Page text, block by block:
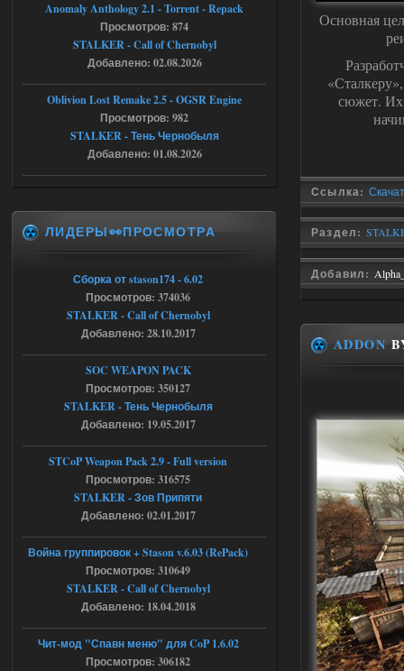
Основная
сюжет. Их
Ссылка:
Раздел:
Добавил:
ADDON
Ответить ➤
05.08.2026
Тайна Зоны - Remaster 2026
патч я установил после
установки мода, да, ладно,
наверное вы правы придется ожидать
Stalker-Mods-Clan-su
Ответить ➤
05.08.2026
AndreySA
[05.08.26
20:23:10.934] [17468]
FATAL ERROR
[error]Expression : FATAL ERROR
[error]Function :
CScriptEngine::lua_pcall_failed
[error]File : D:\a\OGSR-
Engine\OGSR-
Engine\ogsr_engine\COMMON_AI\scrip
[error]Line : 75
[error]Description :
[CScriptEngine::lua_pcall_failed]: ... -
chernobyl\gamedata\scripts\xr_camper.sc
ript:510: attempt to index local 'manager'
(a nil value)
Вылет после захода в Припять.
05.08.2026
Anomaly Anthology 2.1 - Torrent - Repack
Просмотров: 874
STALKER - Call of Chernobyl
Добавлено: 02.08.2026
Oblivion Lost Remake 2.5 - OGSR Engine
Просмотров: 982
STALKER - Тень Чернобыля
Добавлено: 01.08.2026
ЛИДЕРЫ👀ПРОСМОТРА
Сборка от stason174 - 6.02
Просмотров: 374036
STALKER - Call of Chernobyl
Добавлено: 28.10.2017
SOC WEAPON PACK
Просмотров: 350127
STALKER - Тень Чернобыля
Добавлено: 19.05.2017
STCoP Weapon Pack 2.9 - Full version
Просмотров: 316575
STALKER - Зов Припяти
Добавлено: 02.01.2017
Война группировок + Stason v.6.03 (RePack)
Просмотров: 310649
STALKER - Call of Chernobyl
Добавлено: 18.04.2018
Чит-мод "Спавн меню" для CoP 1.6.02
Просмотров: 306182